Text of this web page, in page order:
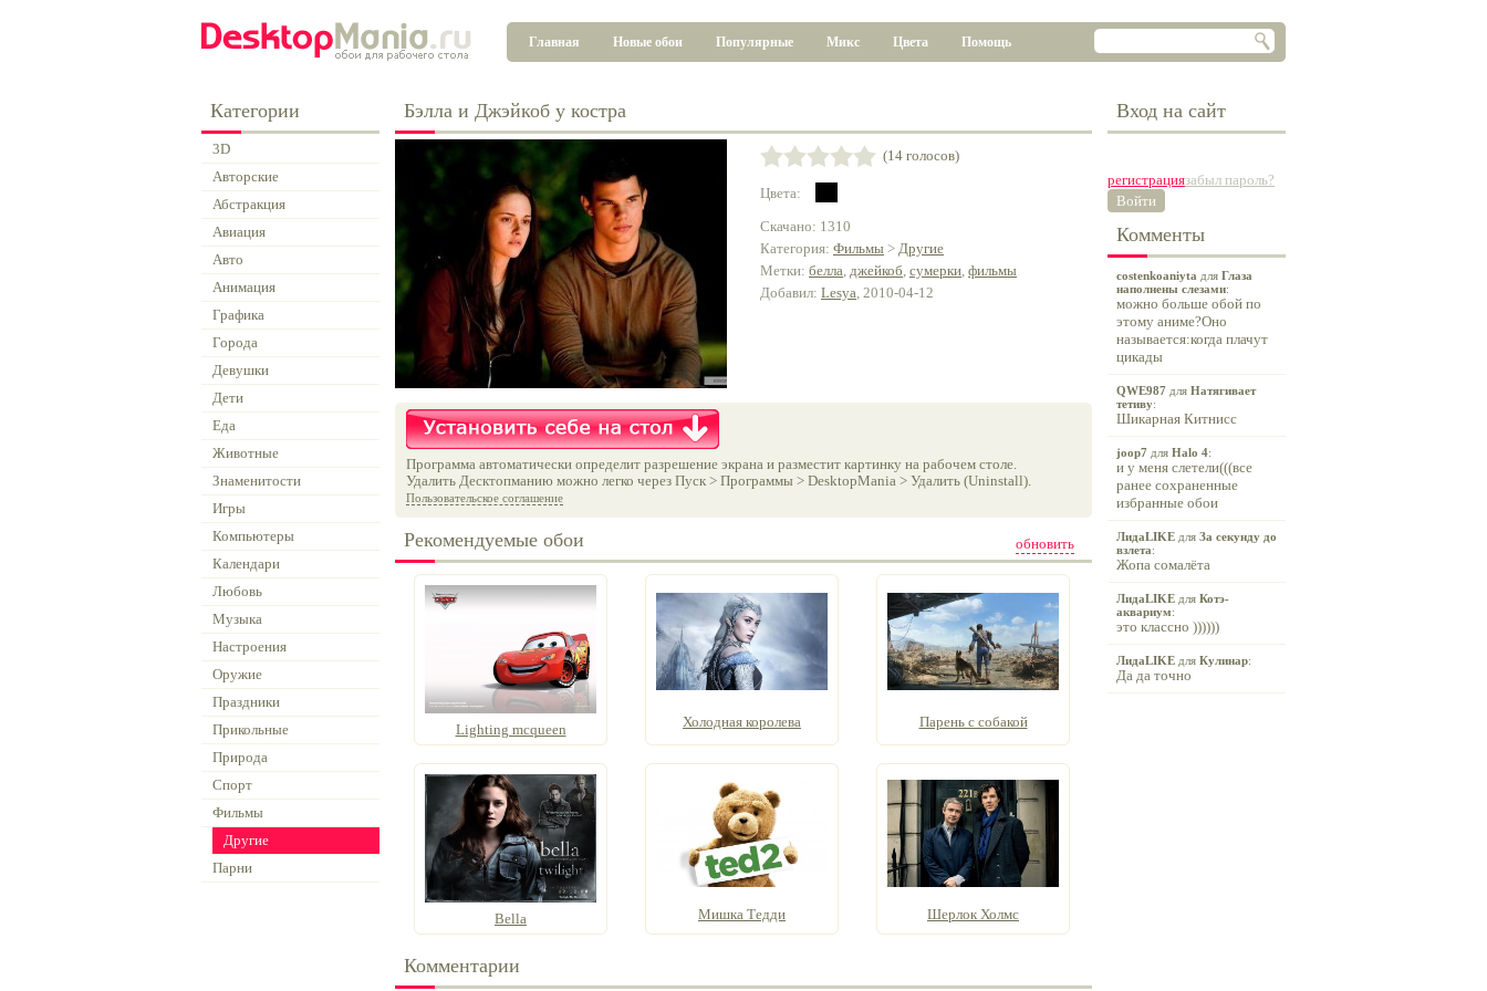
Главная Новые обои Популярные Микс Цвета Помощь
Категории
3D
Авторские
Абстракция
Авиация
Авто
Анимация
Графика
Города
Девушки
Дети
Еда
Животные
Знаменитости
Игры
Компьютеры
Календари
Любовь
Музыка
Настроения
Оружие
Праздники
Прикольные
Природа
Спорт
Фильмы
Другие
Парни
Бэлла и Джэйкоб у костра
(14 голосов)
Цвета:
Скачано: 1310
Категория: Фильмы > Другие
Метки: белла, джейкоб, сумерки, фильмы
Добавил: Lesya, 2010-04-12
Программа автоматически определит разрешение экрана и разместит картинку на рабочем столе.
Удалить Десктопманию можно легко через Пуск > Программы > DesktopMania > Удалить (Uninstall).
Пользовательское соглашение
обновить
Рекомендуемые обои
Lighting mcqueen Холодная королева Парень с собакой
Bella Мишка Тедди Шерлок Холмс
Комментарии
Вход на сайт
регистрациязабыл пароль?
Войти
Комменты
costenkoaniyta для Глаза
наполнены слезами:
можно больше обой по
этому аниме?Оно
называется:когда плачут
цикады
QWE987 для Натягивает
тетиву:
Шикарная Китнисс
joop7 для Halo 4:
и у меня слетели(((все
ранее сохраненные
избранные обои
ЛидаLIKE для За секунду до
взлета:
Жопа сомалёта
ЛидаLIKE для Котэ-
аквариум:
это классно ))))))
ЛидаLIKE для Кулинар:
Да да точно